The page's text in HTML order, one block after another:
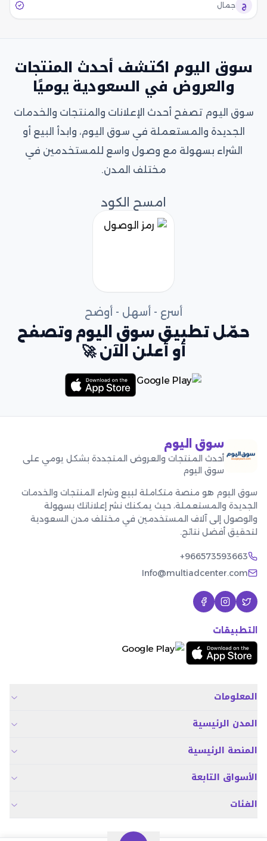
ج جمال
سوق اليوم اكتشف أحدث المنتجات
والعروض في السعودية يوميًا
سوق اليوم تصفح أحدث الإعلانات والمنتجات والخدمات
الجديدة والمستعملة في سوق اليوم، وابدأ البيع أو
الشراء بسهولة مع وصول واسع للمستخدمين في
مختلف المدن.
امسح الكود
أسرع - أسهل - أوضح
حمّل تطبيق سوق اليوم وتصفح
أو أعلن الآن 🚀
سوق اليوم
أحدث المنتجات والعروض المتجددة بشكل يومي على
سوق اليوم
سوق اليوم هو منصة متكاملة لبيع وشراء المنتجات والخدمات
الجديدة والمستعملة، حيث يمكنك نشر إعلاناتك بسهولة
والوصول إلى آلاف المستخدمين في مختلف مدن السعودية
لتحقيق أفضل نتائج.
+966573593663
Info@multiadcenter.com
التطبيقات
المعلومات
المدن الرئيسية
المنصة الرئيسية
الأسواق التابعة
الفئات